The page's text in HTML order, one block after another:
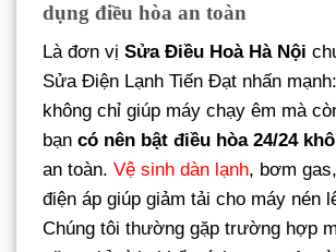
dụng điều hòa an toàn
Là đơn vị Sửa Điều Hoà Hà Nội
Sửa Điện Lạnh Tiến Đạt nhấn
không chỉ giúp máy chạy êm mà
bạn có nên bật điều hòa 24/24
an toàn. Vệ sinh dàn lạnh, bơm
điện áp giúp giảm tải cho máy nén
Chúng tôi thường gặp trường hợp